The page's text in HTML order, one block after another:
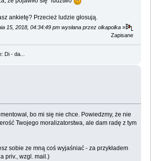
ankietę? Przecież ludzie głosują.
15, 2018, 04:34:49 pm wysłana przez olkapolka »
Zapisane
Di - da...
bo mi się nie chce. Powiedzmy, że nie
Twojego moralizatorstwa, ale dam radę z tym
sobie ze mną coś wyjaśniać - za przykładem
priv., wzgl. mail.)